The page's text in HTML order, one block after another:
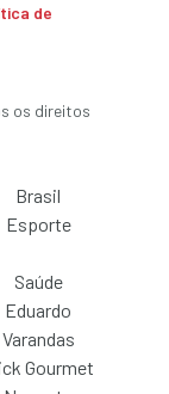
de
os direitos
Brasil
Esporte
Saúde
Eduardo
Varandas
Gourmet